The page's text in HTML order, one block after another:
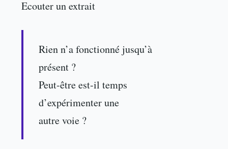
Ecouter un extrait
Rien n’a fonctionné jusqu’à
présent ?
Peut-être est-il temps
d’expérimenter une
autre voie ?